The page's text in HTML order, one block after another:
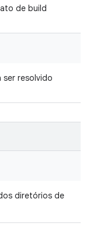
de build
ser resolvido
diretórios de